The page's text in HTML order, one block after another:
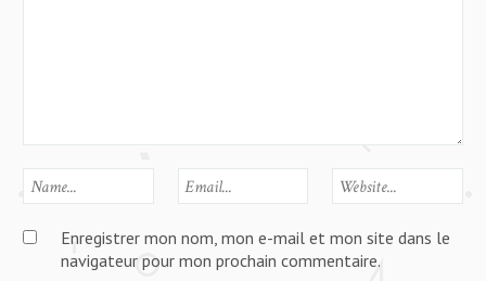
Enregistrer mon nom, mon e-mail et mon site dans le
navigateur pour mon prochain commentaire.